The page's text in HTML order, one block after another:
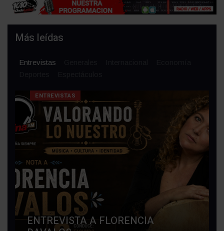
Más leídas
Entrevistas
ENTREVISTAS
ENTREVISTA A FLORENCIA